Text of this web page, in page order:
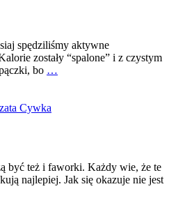
spędziliśmy aktywne
zostały “spalone” i z czystym
bo …
Cywka
być też i faworki. Każdy wie, że te
najlepiej. Jak się okazuje nie jest